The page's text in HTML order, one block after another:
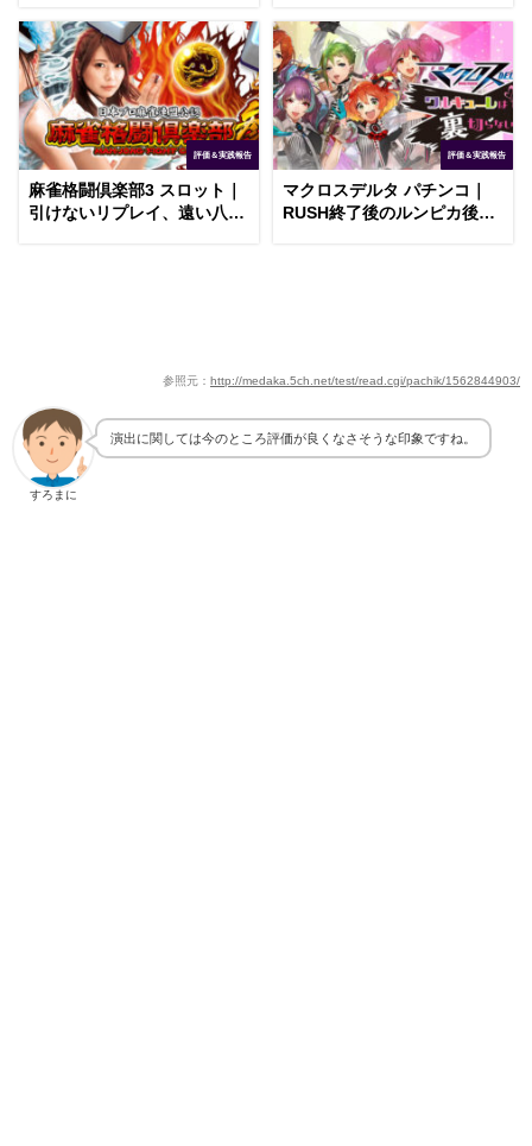
評価＆実践報告
麻雀格闘倶楽部3 スロット｜
引けないリプレイ、遠い八連
評価＆実践報告
マクロスデルタ パチンコ｜
RUSH終了後のルンピカ後入
参照元： http://medaka.5ch.net/test/read.cgi/pachik/1562844903/
すろまに
演出に関しては今のところ評価が良くなさそうな印象ですね。